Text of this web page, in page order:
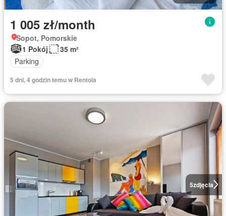
1 005 zł/month
Sopot, Pomorskie
1 Pokój
35 m²
Parking
5 dni, 4 godzin temu w Rentola
5zdjęcia